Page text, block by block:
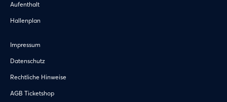
Aufenthalt
Hallenplan
Impressum
Datenschutz
Rechtliche Hinweise
AGB Ticketshop